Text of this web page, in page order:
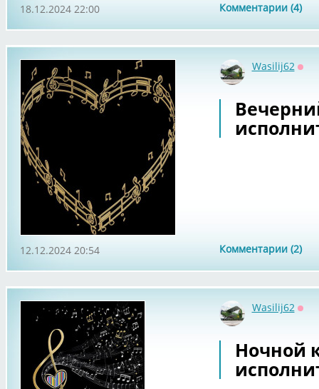
Комментарии (4)
18.12.2024 22:00
Wasilij62
Комментарии (2)
12.12.2024 20:54
Wasilij62
Ночной